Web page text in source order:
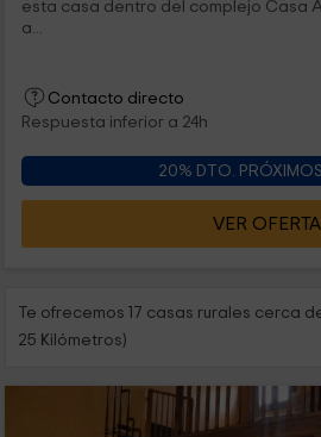
esta casa dentro del complejo Casa
a...
Contacto directo
Respuesta inferior a 24h
20% DTO.
VER OFERTA
Te ofrecemos 17 casas rurales cerca
25 Kilómetros)